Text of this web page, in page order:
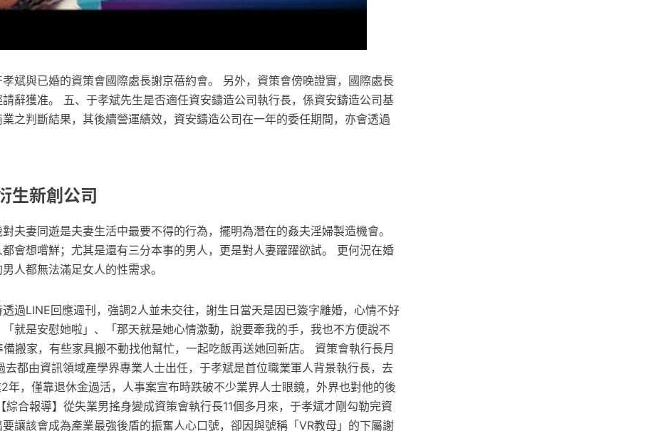
斌與已婚的資策會國際處長謝京蓓約會。 另外，資策會傍晚證實，國際處長
辭獲准。 五、于孝斌先生是否適任資安鑄造公司執行長，係資安鑄造公司基
之判斷結果，其後續營運績效，資安鑄造公司在一年的委任期間，亦會透過
生新創公司
夫妻同遊是夫妻生活中最要不得的行為，擺明為潛在的姦夫淫婦製造機會。
會想嚐鮮；尤其是還有三分本事的男人，更是對人妻躍躍欲試。 更何況在婚
人都無法滿足女人的性需求。
過LINE回應週刊，強調2人並未交往，謝生日當天是因已簽字離婚，心情不好
就是安慰她啦」、「那天就是她心情激動，說要牽我的手，我也不方便說不
搬家，有些家具搬不動找他幫忙，一起吃飯再送她回新店。 資策會執行長月
都由資訊領域產學界專業人士出任，于孝斌是首位職業軍人背景執行長，去
年，僅靠退休金過活，人事案宣布時跌破不少業界人士眼鏡，外界也對他的後
綜合報導】從失業男搖身變成資策會執行長11個多月來，于孝斌才剛勾勒完資
讓該會成為產業最強後盾的振奮人心口號，卻因與號稱「VR教母」的下屬謝